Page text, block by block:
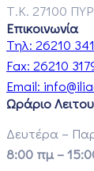
Τ.Κ. 27100
Επικοινωνία
Τηλ: 26210
Fax: 26210
Email:
Ωράριο
Δευτέρα –
8:00 πμ –